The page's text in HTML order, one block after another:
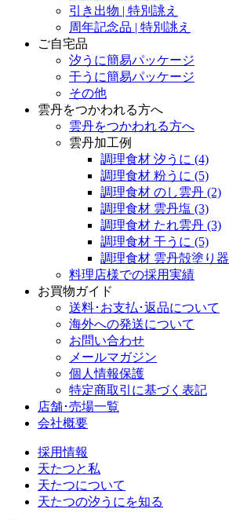
引き出物 | 特別誂え
周年記念品 | 特別誂え
ご自宅品
汐うに簡易パッケージ
干うに簡易パッケージ
その他
雲丹をつかわれる方へ
雲丹をつかわれる方へ
雲丹加工例
調理食材 汐うに (4)
調理食材 粉うに (5)
調理食材 のし雲丹 (2)
調理食材 雲丹塩 (3)
調理食材 たれ雲丹 (3)
調理食材 干うに (5)
調理食材 雲丹殻塗り器
料理店様での採用実績
お買物ガイド
送料･お支払･返品について
海外への発送について
お問い合わせ
メールマガジン
個人情報保護
特定商取引に基づく表記
店舗･売場一覧
会社概要
採用情報
天たつと私
天たつについて
天たつの汐うにを知る